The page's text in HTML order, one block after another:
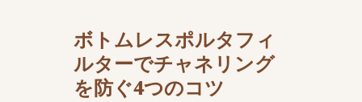
ボトムレスポルタフィ
ルターでチャネリング
を防ぐ4つのコツ